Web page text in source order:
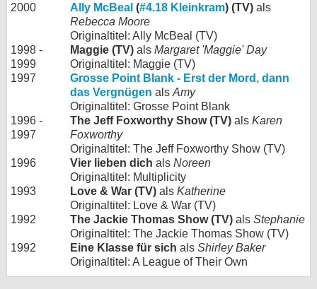
2000
Ally McBeal (#4.18 Kleinkram) (TV) als
Rebecca Moore
Originaltitel: Ally McBeal (TV)
1998 -
1999
Maggie (TV) als Margaret 'Maggie' Day
Originaltitel: Maggie (TV)
1997
Grosse Point Blank - Erst der Mord, dann
das Vergnügen als Amy
Originaltitel: Grosse Point Blank
1996 -
1997
The Jeff Foxworthy Show (TV) als Karen
Foxworthy
Originaltitel: The Jeff Foxworthy Show (TV)
1996
Vier lieben dich als Noreen
Originaltitel: Multiplicity
1993
Love & War (TV) als Katherine
Originaltitel: Love & War (TV)
1992
The Jackie Thomas Show (TV) als Stephanie
Originaltitel: The Jackie Thomas Show (TV)
1992
Eine Klasse für sich als Shirley Baker
Originaltitel: A League of Their Own